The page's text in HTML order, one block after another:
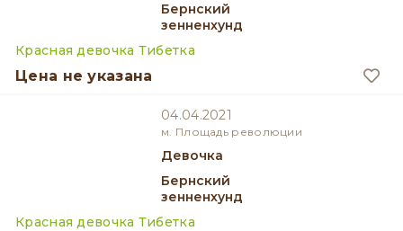
Бернский
зенненхунд
Красная девочка Тибетка
Цена не указана
04.04.2021
м. Площадь революции
девочка
Бернский
зенненхунд
Красная девочка Тибетка